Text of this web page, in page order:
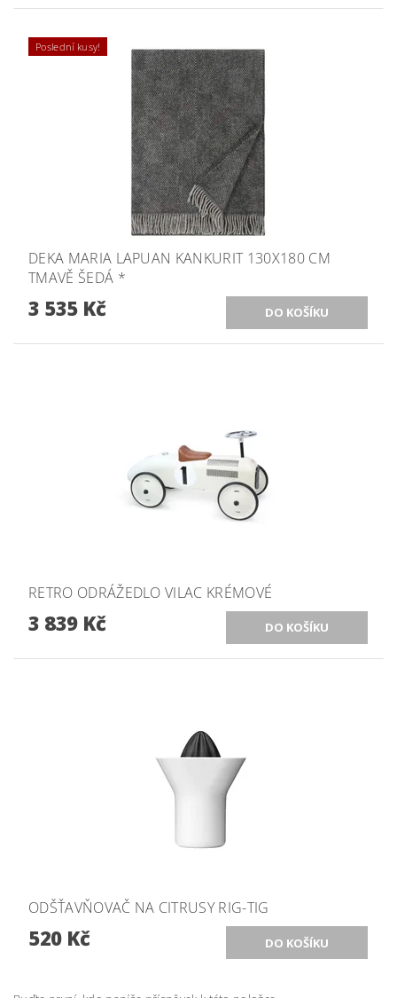
Poslední kusy!
DEKA MARIA LAPUAN KANKURIT 130X180 CM
TMAVĚ ŠEDÁ *
3 535 Kč
RETRO ODRÁŽEDLO VILAC KRÉMOVÉ
3 839 Kč
ODŠŤAVŇOVAČ NA CITRUSY RIG-TIG
520 Kč